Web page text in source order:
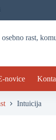
rast,
novice
Intuicija